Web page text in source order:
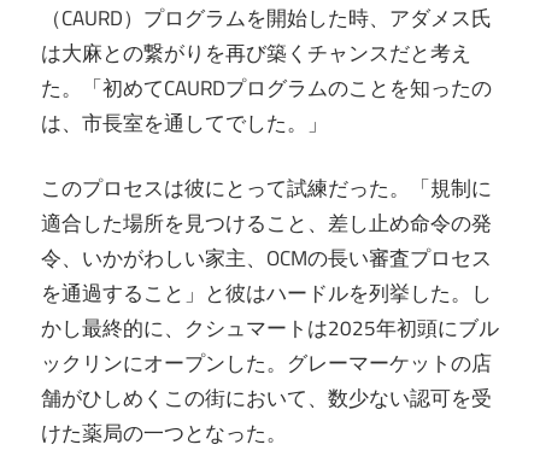
（CAURD）プログラムを開始した時、アダメス氏
は大麻との繋がりを再び築くチャンスだと考え
た。「初めてCAURDプログラムのことを知ったの
は、市長室を通してでした。」
このプロセスは彼にとって試練だった。「規制に
適合した場所を見つけること、差し止め命令の発
令、いかがわしい家主、OCMの長い審査プロセス
を通過すること」と彼はハードルを列挙した。し
かし最終的に、クシュマートは2025年初頭にブル
ックリンにオープンした。グレーマーケットの店
舗がひしめくこの街において、数少ない認可を受
けた薬局の一つとなった。